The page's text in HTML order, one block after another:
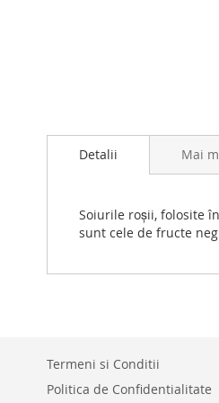
to
images
Detalii
Soiurile roșii, folosite
sunt cele de fructe
Mai
Termeni si Conditii
Politica de Confidentialitate